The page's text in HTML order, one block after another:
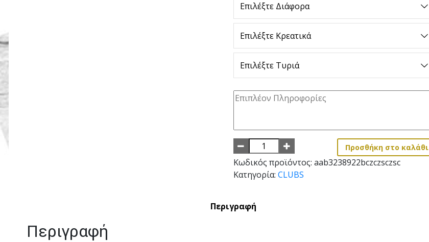
Επιλέξτε Διάφορα
Επιλέξτε Κρεατικά
Επιλέξτε Τυριά
Προσθήκη στο καλάθι
Κωδικός προϊόντος: aab3238922bczczsczsc
Κατηγορία: CLUBS
Περιγραφή
Περιγραφή